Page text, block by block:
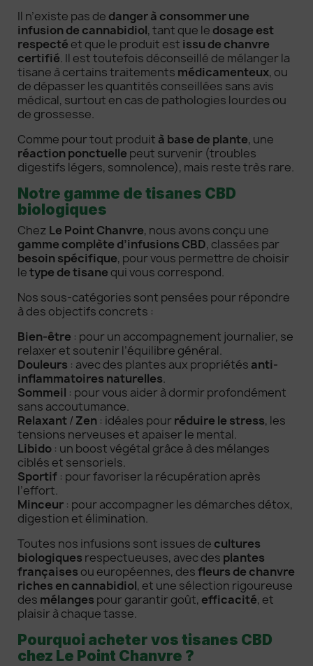
Il n’existe pas de danger à consommer une
infusion de cannabidiol, tant que le dosage est
respecté et que le produit est issu de chanvre
certifié. Il est toutefois déconseillé de mélanger la
tisane à certains traitements médicamenteux, ou
de dépasser les quantités conseillées sans avis
médical, surtout en cas de pathologies lourdes ou
de grossesse.
Comme pour tout produit à base de plante, une
réaction ponctuelle peut survenir (troubles
digestifs légers, somnolence), mais reste très rare.
Notre gamme de tisanes CBD
biologiques
Chez Le Point Chanvre, nous avons conçu une
gamme complète d’infusions CBD, classées par
besoin spécifique, pour vous permettre de choisir
letype de tisane qui vous correspond.
Nos sous-catégories sont pensées pour répondre
à des objectifs concrets :
Bien-être : pour un accompagnement journalier, se
relaxer et soutenir l’équilibre général.
Douleurs : avec des plantes aux propriétés anti-
inflammatoires naturelles.
Sommeil : pour vous aider à dormir profondément
sans accoutumance.
Relaxant/ Zen : idéales pour réduire le stress, les
tensions nerveuses et apaiser le mental.
Libido : un boost végétal grâce à des mélanges
ciblés et sensoriels.
Sportif : pour favoriser la récupération après
l’effort.
Minceur : pour accompagner les démarches détox,
digestion et élimination.
Toutes nos infusions sont issues de cultures
biologiques respectueuses, avec des plantes
françaises ou européennes, desfleurs de chanvre
riches en cannabidiol, et une sélection rigoureuse
des mélanges pour garantir goût, efficacité, et
plaisir à chaque tasse.
Pourquoi acheter vos tisanes CBD
chez Le Point Chanvre ?